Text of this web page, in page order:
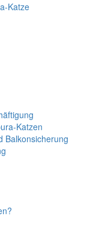
Katze
Katzen
Balkonsicherung